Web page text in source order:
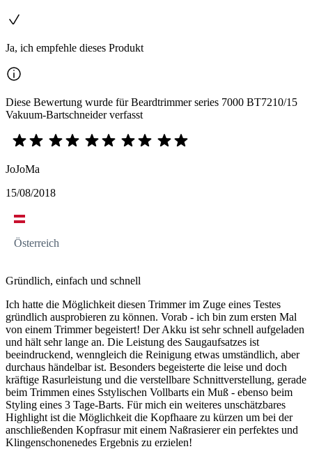
Ja, ich empfehle dieses Produkt
Diese Bewertung wurde für Beardtrimmer series 7000 BT7210/15
Vakuum-Bartschneider verfasst
JoJoMa
15/08/2018
Österreich
Gründlich, einfach und schnell
Ich hatte die Möglichkeit diesen Trimmer im Zuge eines Testes
gründlich ausprobieren zu können. Vorab - ich bin zum ersten Mal
von einem Trimmer begeistert! Der Akku ist sehr schnell aufgeladen
und hält sehr lange an. Die Leistung des Saugaufsatzes ist
beeindruckend, wenngleich die Reinigung etwas umständlich, aber
durchaus händelbar ist. Besonders begeisterte die leise und doch
kräftige Rasurleistung und die verstellbare Schnittverstellung, gerade
beim Trimmen eines Sstylischen Vollbarts ein Muß - ebenso beim
Styling eines 3 Tage-Barts. Für mich ein weiteres unschätzbares
Highlight ist die Möglichkeit die Kopfhaare zu kürzen um bei der
anschließenden Kopfrasur mit einem Naßrasierer ein perfektes und
Klingenschonenedes Ergebnis zu erzielen!